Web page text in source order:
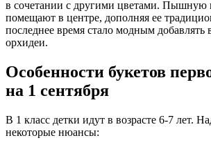
в сочетании с другими цветами. Пышную
помещают в центре, дополняя ее
последнее время стало модным
орхидеи.
Особенности букетов
на 1 сентября
В 1 класс детки идут в возрасте 6-7 лет.
некоторые нюансы: